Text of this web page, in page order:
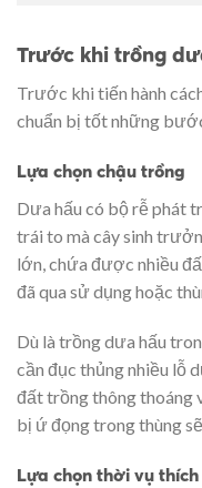
Trước khi trồng
Trước khi tiến hành
chuẩn bị tốt những
Lựa chọn chậu trồng
Dưa hấu có bộ rễ phát
trái to mà cây sinh
lớn, chứa được nhiều
đã qua sử dụng hoặc
Dù là trồng dưa hấu
cần đục thủng nhiều lỗ
đất trồng thông thoáng
bị ứ đọng trong thùng
Lựa chọn thời vụ